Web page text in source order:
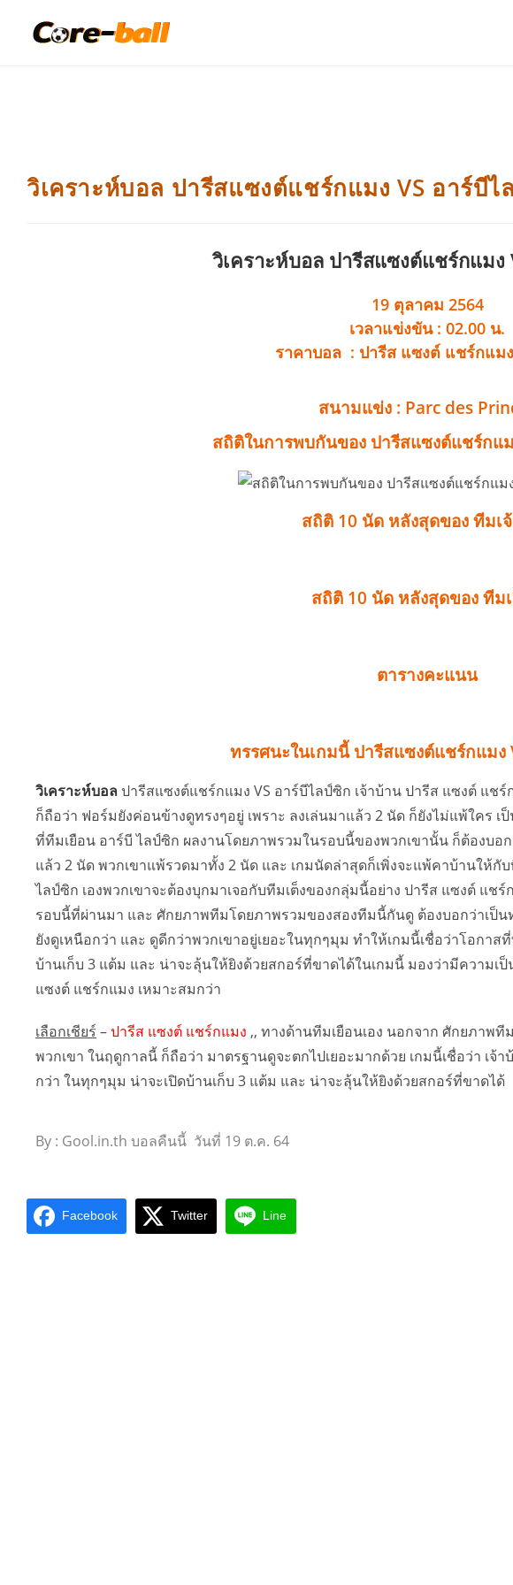
วิเคราะห์บอล ปารีสแซงต์แชร์กแมง VS อาร์บี
วิเคราะห์บอล ปารีสแซงต์แชร์กแมง
19 ตุลาคม 2564
เวลาแข่งขัน : 02.00 น.
ราคาบอล : ปารีส แซงต์ แชร์กแม
สนามแข่ง : Parc des
สถิติในการพบกันของ ปารีสแซงต์แชร์กแ
สถิติ 10 นัด หลังสุดของ ทีมเ
สถิติ 10 นัด หลังสุดของ ทีม
ตารางคะแนน
ทรรศนะในเกมนี้ ปารีสแซงต์แชร์กแมง
วิเคราะห์บอลปารีสแซงต์แชร์กแมง VS อาร์บีไลป์ซิก เจ้าบ้าน ปารีส แซงต์ แ
ก็ถือว่า ฟอร์มยังค่อนข้างดูทรงๆอยู่ เพราะ ลงเล่นมาแล้ว 2 นัด ก็ยังไม่แพ้ใคร
ที่ทีมเยือน อาร์บี ไลป์ซิก ผลงานโดยภาพรวมในรอบนี้ของพวกเขานั้น ก็ต้องบอก
แล้ว 2 นัด พวกเขาแพ้รวดมาทั้ง 2 นัด และ เกมนัดล่าสุดก็เพิ่งจะแพ้คาบ้านให้
ไลป์ซิก เองพวกเขาจะต้องบุกมาเจอกับทีมเต็งของกลุ่มนี้อย่าง ปารีส แซงต์ แช
รอบนี้ที่ผ่านมา และ ศักยภาพทีมโดยภาพรวมของสองทีมนี้กันดู ต้องบอกว่าเป็น
ยังดูเหนือกว่า และ ดูดีกว่าพวกเขาอยู่เยอะในทุกๆมุม ทำให้เกมนี้เชื่อว่าโอกาส
บ้านเก็บ 3 แต้ม และ น่าจะลุ้นให้ยิงด้วยสกอร์ที่ขาดได้ในเกมนี้ มองว่ามีความเป็
แซงต์ แชร์กแมง เหมาะสมกว่า
เลือกเชียร์ –ปารีส แซงต์ แชร์กแมง ,, ทางด้านทีมเยือนเอง นอกจาก ศักยภาพ
พวกเขา ในฤดูกาลนี้ ก็ถือว่า มาตรฐานดูจะตกไปเยอะมากด้วย เกมนี้เชื่อว่า เ
กว่า ในทุกๆมุม น่าจะเปิดบ้านเก็บ 3 แต้ม และ น่าจะลุ้นให้ยิงด้วยสกอร์ที่ขาดได้
By : Gool.in.th บอลคืนนี้ วันที่ 19 ต.ค. 64
Facebook Twitter Line